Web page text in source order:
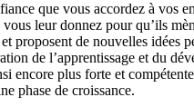
que vous accordez à vos
leur donnez pour qu’ils
proposent de nouvelles idées
de l’apprentissage et du
encore plus forte et
phase de croissance.